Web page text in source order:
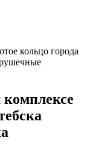
кольцо города